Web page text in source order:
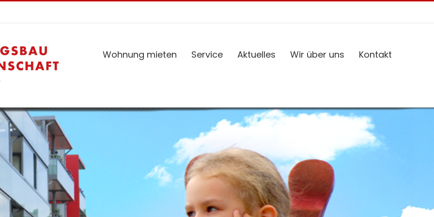
Wohnung mieten Service Aktuelles Wir über uns Kontakt